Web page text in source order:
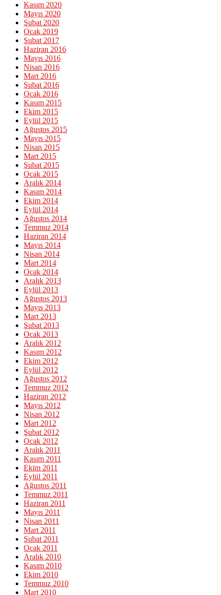
Kasım 2020
Mayıs 2020
Şubat 2020
Ocak 2019
Şubat 2017
Haziran 2016
Mayıs 2016
Nisan 2016
Mart 2016
Şubat 2016
Ocak 2016
Kasım 2015
Ekim 2015
Eylül 2015
Ağustos 2015
Mayıs 2015
Nisan 2015
Mart 2015
Şubat 2015
Ocak 2015
Aralık 2014
Kasım 2014
Ekim 2014
Eylül 2014
Ağustos 2014
Temmuz 2014
Haziran 2014
Mayıs 2014
Nisan 2014
Mart 2014
Ocak 2014
Aralık 2013
Eylül 2013
Ağustos 2013
Mayıs 2013
Mart 2013
Şubat 2013
Ocak 2013
Aralık 2012
Kasım 2012
Ekim 2012
Eylül 2012
Ağustos 2012
Temmuz 2012
Haziran 2012
Mayıs 2012
Nisan 2012
Mart 2012
Şubat 2012
Ocak 2012
Aralık 2011
Kasım 2011
Ekim 2011
Eylül 2011
Ağustos 2011
Temmuz 2011
Haziran 2011
Mayıs 2011
Nisan 2011
Mart 2011
Şubat 2011
Ocak 2011
Aralık 2010
Kasım 2010
Ekim 2010
Temmuz 2010
Mart 2010